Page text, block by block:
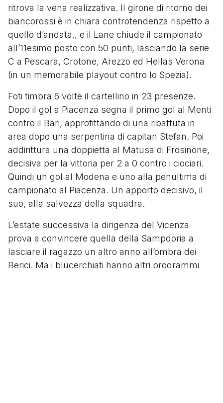
ritrova la vena realizzativa. Il girone di ritorno dei
biancorossi è in chiara controtendenza rispetto a
quello d’andata., e il Lane chiude il campionato
all’11esimo posto con 50 punti, lasciando la serie
C a Pescara, Crotone, Arezzo ed Hellas Verona
(in un memorabile playout contro lo Spezia).
Foti timbra 6 volte il cartellino in 23 presenze.
Dopo il gol a Piacenza segna il primo gol al Menti
contro il Bari, approfittando di una ribattuta in
area dopo una serpentina di capitan Stefan. Poi
addirittura una doppietta al Matusa di Frosinone,
decisiva per la vittoria per 2 a 0 contro i ciociari.
Quindi un gol al Modena e uno alla penultima di
campionato al Piacenza. Un apporto decisivo, il
suo, alla salvezza della squadra.
L’estate successiva la dirigenza del Vicenza
prova a convincere quella della Sampdoria a
lasciare il ragazzo un altro anno all’ombra dei
Berici. Ma i blucerchiati hanno altri programmi